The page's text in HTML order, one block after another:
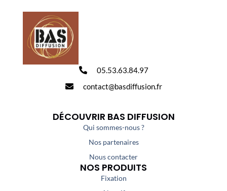
05.53.63.84.97
contact@basdiffusion.fr
DÉCOUVRIR BAS DIFFUSION
Qui sommes-nous ?
Nos partenaires
Nous contacter
NOS PRODUITS
Fixation